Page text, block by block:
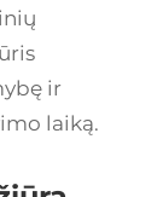
ir
laiką.